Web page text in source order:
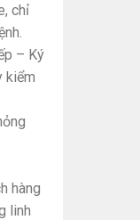
chỉ
– Ký
kiểm
hàng
linh